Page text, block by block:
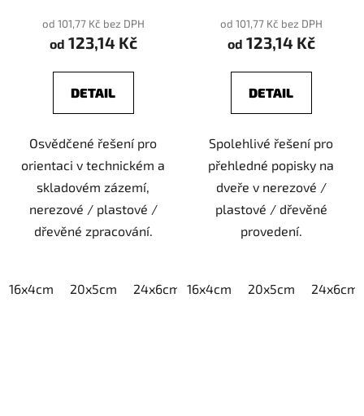
od 101,77 Kč bez DPH
od 123,14 Kč
DETAIL
Osvědčené řešení pro
orientaci v technickém a
skladovém zázemí,
nerezové / plastové /
dřevěné zpracování.
16x4cm 20x5cm 24x6cm 30x7,5cm 40x10cm
od 101,77 Kč bez DPH
od 123,14 Kč
DETAIL
Spolehlivé řešení pro
přehledné popisky na
dveře v nerezové /
plastové / dřevěné
provedení.
16x4cm 20x5cm 24x6cm